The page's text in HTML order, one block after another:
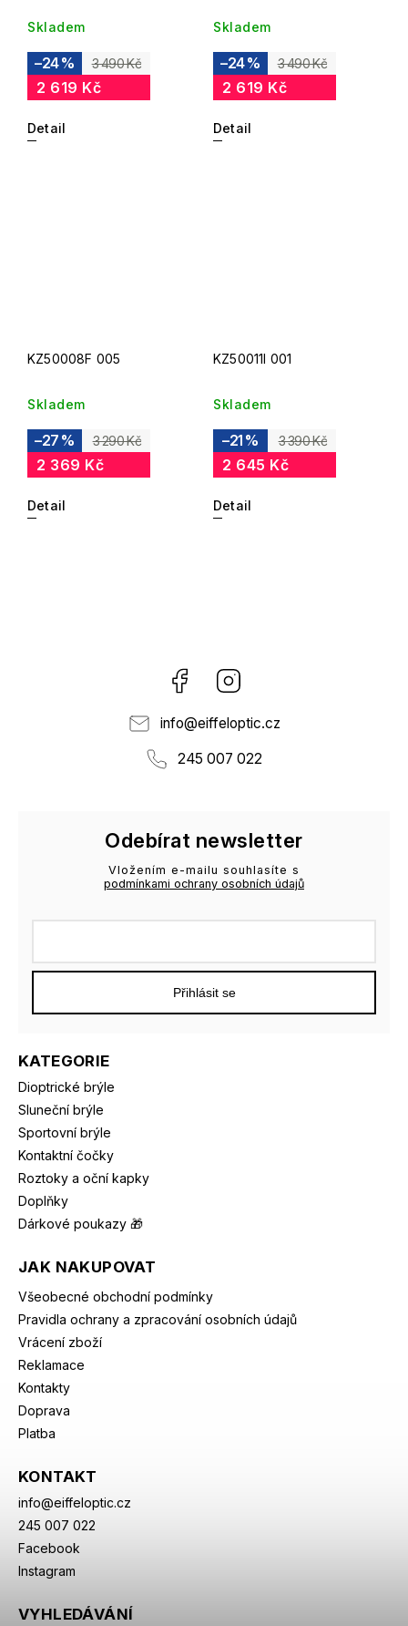
Skladem
3 490 Kč
–24 %
2 619 Kč
Detail
Skladem
3 490 Kč
–24 %
2 619 Kč
Detail
KZ50008F 005
Skladem
3 290 Kč
–27 %
2 369 Kč
Detail
KZ50011I 001
Skladem
3 390 Kč
–21 %
2 645 Kč
Detail
Facebook
info@eiffeloptic.cz
245 007 022
KATEGORIE
Dioptrické brýle
Sluneční brýle
Sportovní brýle
Kontaktní čočky
Roztoky a oční kapky
Doplňky
Dárkové poukazy 🎁
JAK NAKUPOVAT
Všeobecné obchodní podmínky
Pravidla ochrany a zpracování osobních údajů
Vrácení zboží
Reklamace
Kontakty
Doprava
Platba
KONTAKT
info@eiffeloptic.cz
245 007 022
Facebook
Instagram
Odebírat newsletter
Vložením e-mailu souhlasíte s
podmínkami ochrany osobních údajů
Přihlásit se
VYHLEDÁVÁNÍ